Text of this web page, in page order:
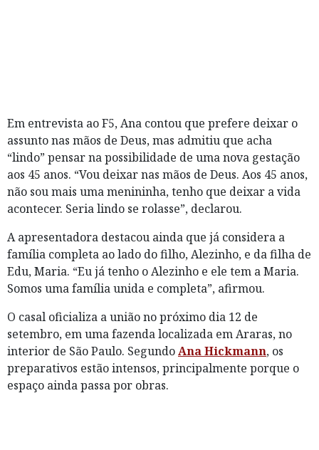
Em entrevista ao F5, Ana contou que prefere deixar o
assunto nas mãos de Deus, mas admitiu que acha
“lindo” pensar na possibilidade de uma nova gestação
aos 45 anos. “Vou deixar nas mãos de Deus. Aos 45 anos,
não sou mais uma menininha, tenho que deixar a vida
acontecer. Seria lindo se rolasse”, declarou.
A apresentadora destacou ainda que já considera a
família completa ao lado do filho, Alezinho, e da filha de
Edu, Maria. “Eu já tenho o Alezinho e ele tem a Maria.
Somos uma família unida e completa”, afirmou.
O casal oficializa a união no próximo dia 12 de
setembro, em uma fazenda localizada em Araras, no
interior de São Paulo. SegundoAna Hickmann, os
preparativos estão intensos, principalmente porque o
espaço ainda passa por obras.